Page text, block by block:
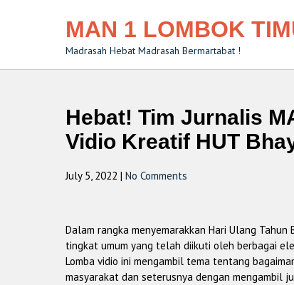
MAN 1 LOMBOK
Madrasah Hebat Madrasah Bermartabat !
Hebat! Tim Jurnalis
Vidio Kreatif HUT
July 5, 2022 | No Comments
Dalam rangka menyemarakkan Hari Ulang
tingkat umum yang telah diikuti oleh berbagai
Lomba vidio ini mengambil tema tentang
masyarakat dan seterusnya dengan mengambil